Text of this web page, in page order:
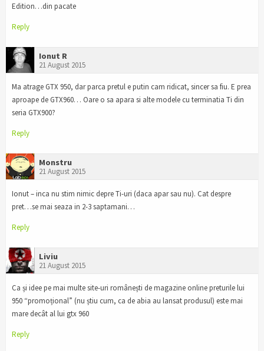
Edition…din pacate
Reply
Ionut R
21 August 2015
Ma atrage GTX 950, dar parca pretul e putin cam ridicat, sincer sa fiu. E prea
aproape de GTX960… Oare o sa apara si alte modele cu terminatia Ti din
seria GTX900?
Reply
Monstru
21 August 2015
Ionut – inca nu stim nimic depre Ti-uri (daca apar sau nu). Cat despre
pret…se mai seaza in 2-3 saptamani…
Reply
Liviu
21 August 2015
Ca și idee pe mai multe site-uri românești de magazine online preturile lui
950 “promoțional” (nu știu cum, ca de abia au lansat produsul) este mai
mare decât al lui gtx 960
Reply